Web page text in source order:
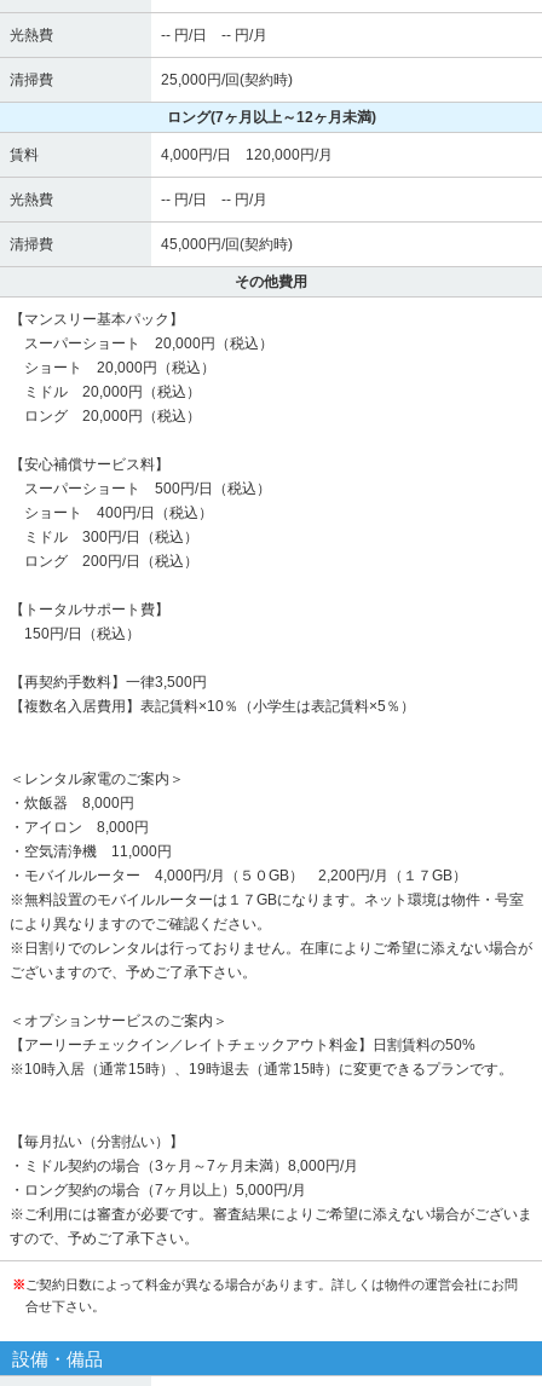
光熱費 -- 円/日 -- 円/月
清掃費 25,000円/回(契約時)
ロング(7ヶ月以上～12ヶ月未満)
賃料 4,000円/日 120,000円/月
光熱費 -- 円/日 -- 円/月
清掃費 45,000円/回(契約時)
その他費用
【マンスリー基本パック】
スーパーショート 20,000円（税込）
ショート 20,000円（税込）
ミドル 20,000円（税込）
ロング 20,000円（税込）
【安心補償サービス料】
スーパーショート 500円/日（税込）
ショート 400円/日（税込）
ミドル 300円/日（税込）
ロング 200円/日（税込）
【トータルサポート費】
150円/日（税込）
【再契約手数料】一律3,500円
【複数名入居費用】表記賃料×10％（小学生は表記賃料×5％）
＜レンタル家電のご案内＞
・炊飯器 8,000円
・アイロン 8,000円
・空気清浄機 11,000円
・モバイルルーター 4,000円/月（５０GB） 2,200円/月（１７GB）
※無料設置のモバイルルーターは１７GBになります。ネット環境は物件・号室
により異なりますのでご確認ください。
※日割りでのレンタルは行っておりません。在庫によりご希望に添えない場合が
ございますので、予めご了承下さい。
＜オプションサービスのご案内＞
【アーリーチェックイン／レイトチェックアウト料金】日割賃料の50%
※10時入居（通常15時）、19時退去（通常15時）に変更できるプランです。
【毎月払い（分割払い）】
・ミドル契約の場合（3ヶ月～7ヶ月未満）8,000円/月
・ロング契約の場合（7ヶ月以上）5,000円/月
※ご利用には審査が必要です。審査結果によりご希望に添えない場合がございま
すので、予めご了承下さい。
※ ご契約日数によって料金が異なる場合があります。詳しくは物件の運営会社にお問
合せ下さい。
設備・備品